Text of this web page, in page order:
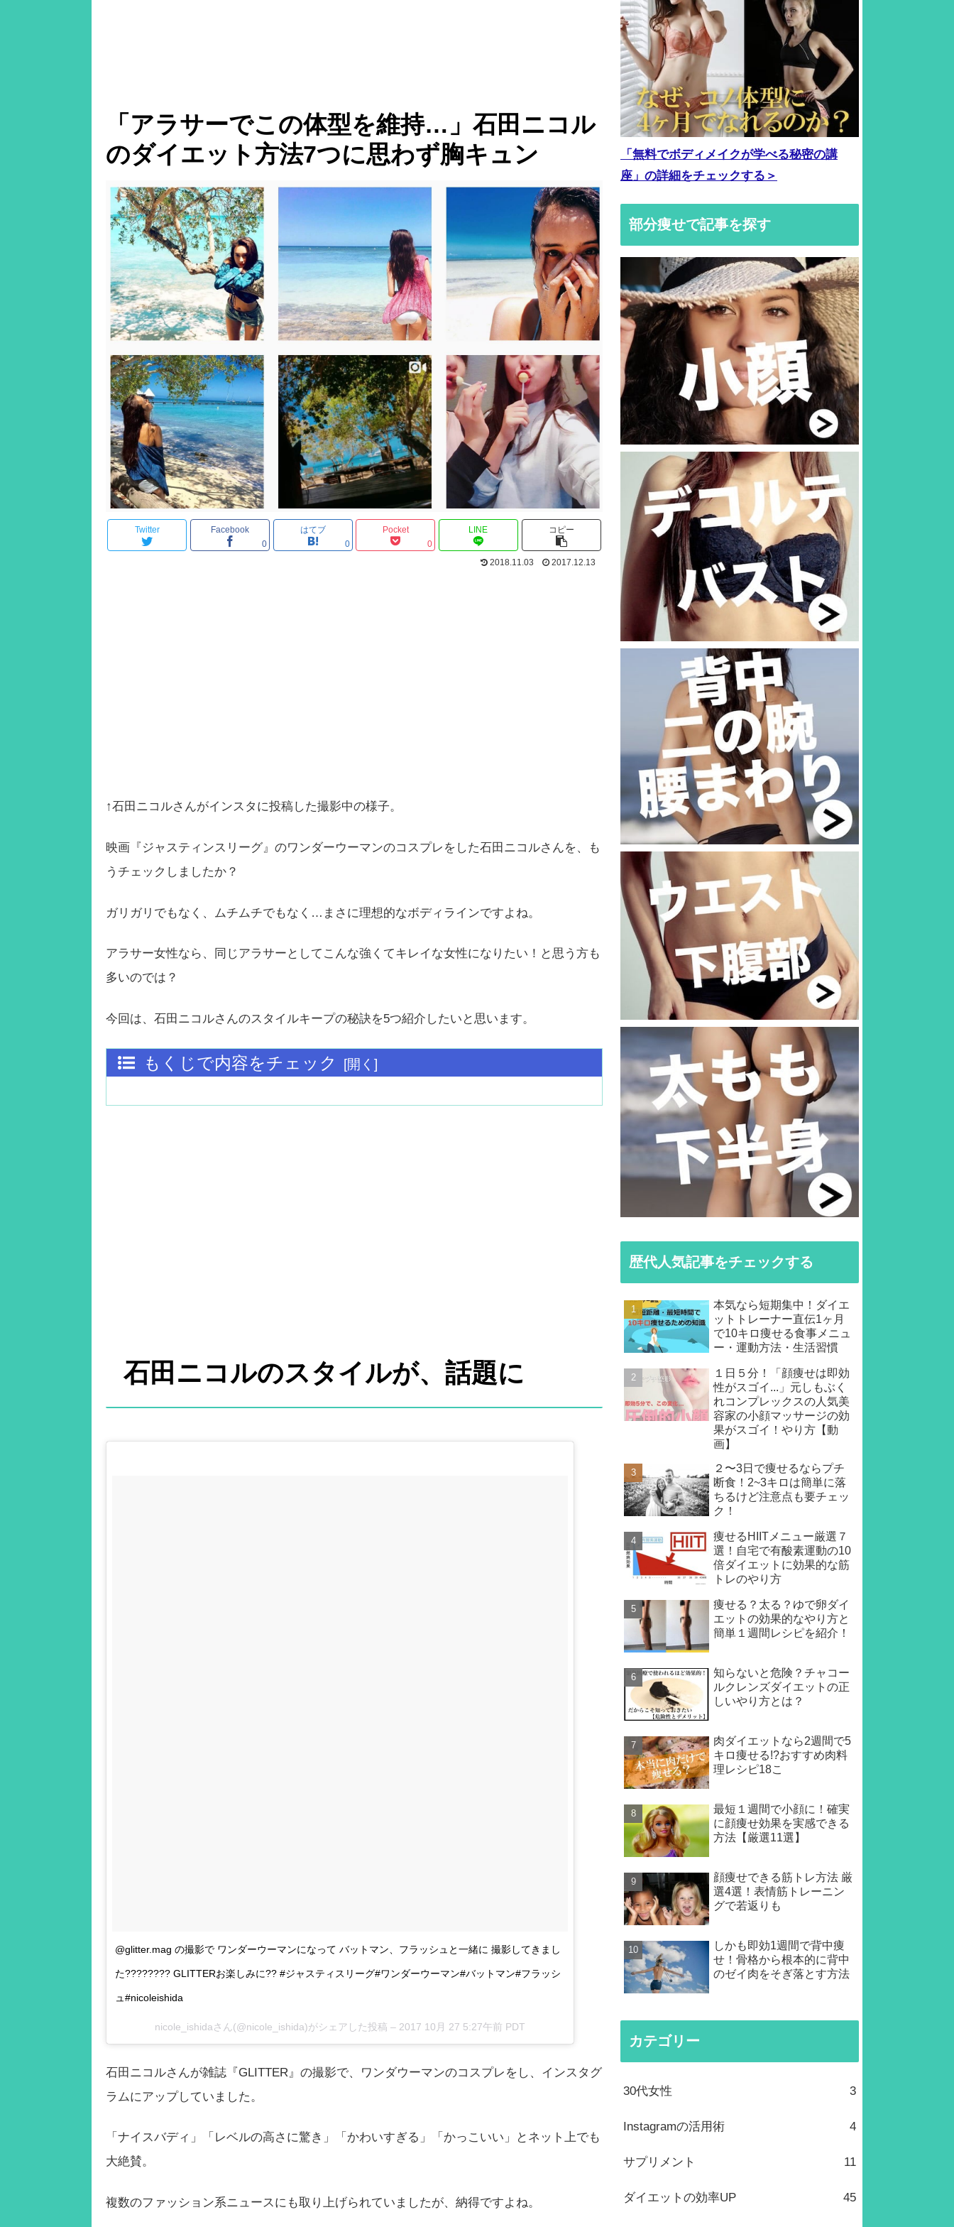
「アラサーでこの体型を維持…」石田ニコル
のダイエット方法7つに思わず胸キュン
Twitter
Facebook
0
はてブ
0
Pocket
0
LINE コピー
2018.11.03 2017.12.13
↑石田ニコルさんがインスタに投稿した撮影中の様子。
映画『ジャスティンスリーグ』のワンダーウーマンのコスプレをした石田ニコルさんを、も
うチェックしましたか？
ガリガリでもなく、ムチムチでもなく…まさに理想的なボディラインですよね。
アラサー女性なら、同じアラサーとしてこんな強くてキレイな女性になりたい！と思う方も
多いのでは？
今回は、石田ニコルさんのスタイルキープの秘訣を5つ紹介したいと思います。
もくじで内容をチェック
石田ニコルのスタイルが、話題に
@glitter.mag の撮影で ワンダーウーマンになって バットマン、フラッシュと一緒に 撮影してきまし
た???????? GLITTERお楽しみに?? #ジャスティスリーグ#ワンダーウーマン#バットマン#フラッシ
ュ#nicoleishida
nicole_ishidaさん(@nicole_ishida)がシェアした投稿 – 2017 10月 27 5:27午前 PDT
石田ニコルさんが雑誌『GLITTER』の撮影で、ワンダウーマンのコスプレをし、インスタグ
ラムにアップしていました。
「ナイスバディ」「レベルの高さに驚き」「かわいすぎる」「かっこいい」とネット上でも
大絶賛。
複数のファッション系ニュースにも取り上げられていましたが、納得ですよね。
「無料でボディメイクが学べる秘密の講
座」の詳細をチェックする＞
部分痩せで記事を探す
歴代人気記事をチェックする
本気なら短期集中！ダイエ
ットトレーナー直伝1ヶ月
で10キロ痩せる食事メニュ
ー・運動方法・生活習慣
１日５分！「顔痩せは即効
性がスゴイ...」元しもぶく
れコンプレックスの人気美
容家の小顔マッサージの効
果がスゴイ！やり方【動
画】
２〜3日で痩せるならプチ
断食！2~3キロは簡単に落
ちるけど注意点も要チェッ
ク！
痩せるHIITメニュー厳選７
選！自宅で有酸素運動の10
倍ダイエットに効果的な筋
トレのやり方
痩せる？太る？ゆで卵ダイ
エットの効果的なやり方と
簡単１週間レシピを紹介！
知らないと危険？チャコー
ルクレンズダイエットの正
しいやり方とは？
肉ダイエットなら2週間で5
キロ痩せる!?おすすめ肉料
理レシピ18こ
最短１週間で小顔に！確実
に顔痩せ効果を実感できる
方法【厳選11選】
顔痩せできる筋トレ方法 厳
選4選！表情筋トレーニン
グで若返りも
しかも即効1週間で背中痩
せ！骨格から根本的に背中
のゼイ肉をそぎ落とす方法
カテゴリー
30代女性 3
Instagramの活用術 4
サプリメント 11
ダイエットの効率UP 45